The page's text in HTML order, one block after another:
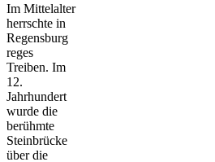
Im Mittelalter
herrschte in
Regensburg
reges
Treiben. Im
12.
Jahrhundert
wurde die
berühmte
Steinbrücke
über die